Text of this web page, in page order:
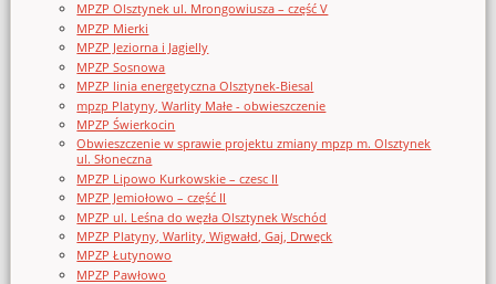
MPZP Olsztynek ul. Mrongowiusza – część V
MPZP Mierki
MPZP Jeziorna i Jagielly
MPZP Sosnowa
MPZP linia energetyczna Olsztynek-Biesal
mpzp Platyny, Warlity Małe - obwieszczenie
MPZP Świerkocin
Obwieszczenie w sprawie projektu zmiany mpzp m. Olsztynek
ul. Słoneczna
MPZP Lipowo Kurkowskie – czesc II
MPZP Jemiołowo – część II
MPZP ul. Leśna do węzła Olsztynek Wschód
MPZP Platyny, Warlity, Wigwałd, Gaj, Drwęck
MPZP Łutynowo
MPZP Pawłowo